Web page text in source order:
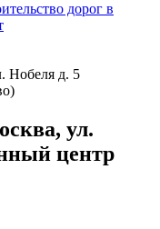
дорог в
Нобеля д. 5
ул.
центр